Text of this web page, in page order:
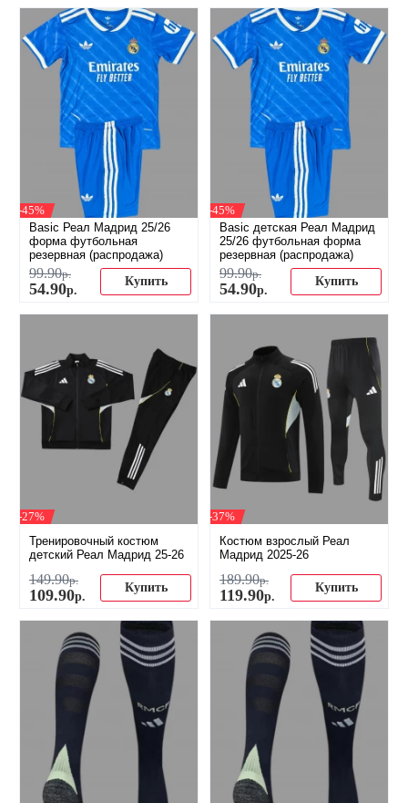
-45%
Basic Реал Мадрид 25/26
форма футбольная
резервная (распродажа)
99.90р.
54.90р.
Купить
-45%
Basic детская Реал Мадрид
25/26 футбольная форма
резервная (распродажа)
99.90р.
54.90р.
Купить
-27%
Тренировочный костюм
детский Реал Мадрид 25-26
149.90р.
109.90р.
Купить
-37%
Костюм взрослый Реал
Мадрид 2025-26
189.90р.
119.90р.
Купить